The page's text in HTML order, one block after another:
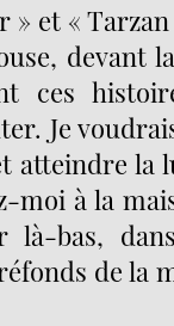
» et «
devant
ces
Je
atteindre la
à la
bas,
de la